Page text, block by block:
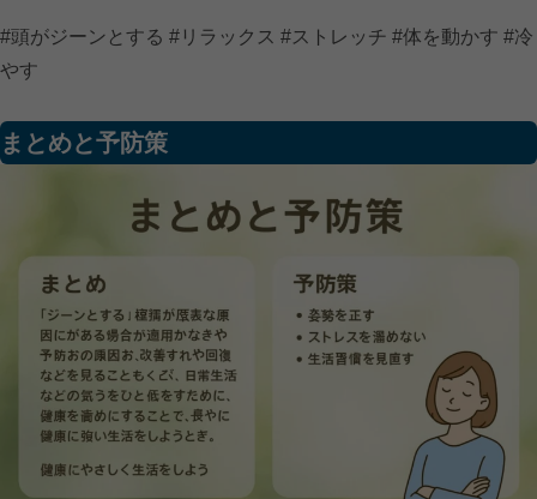
#頭がジーンとする #リラックス #ストレッチ #体を動かす #冷
やす
まとめと予防策